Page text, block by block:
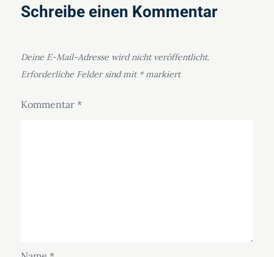
Schreibe einen Kommentar
Deine E-Mail-Adresse wird nicht veröffentlicht.
Erforderliche Felder sind mit *markiert
Kommentar *